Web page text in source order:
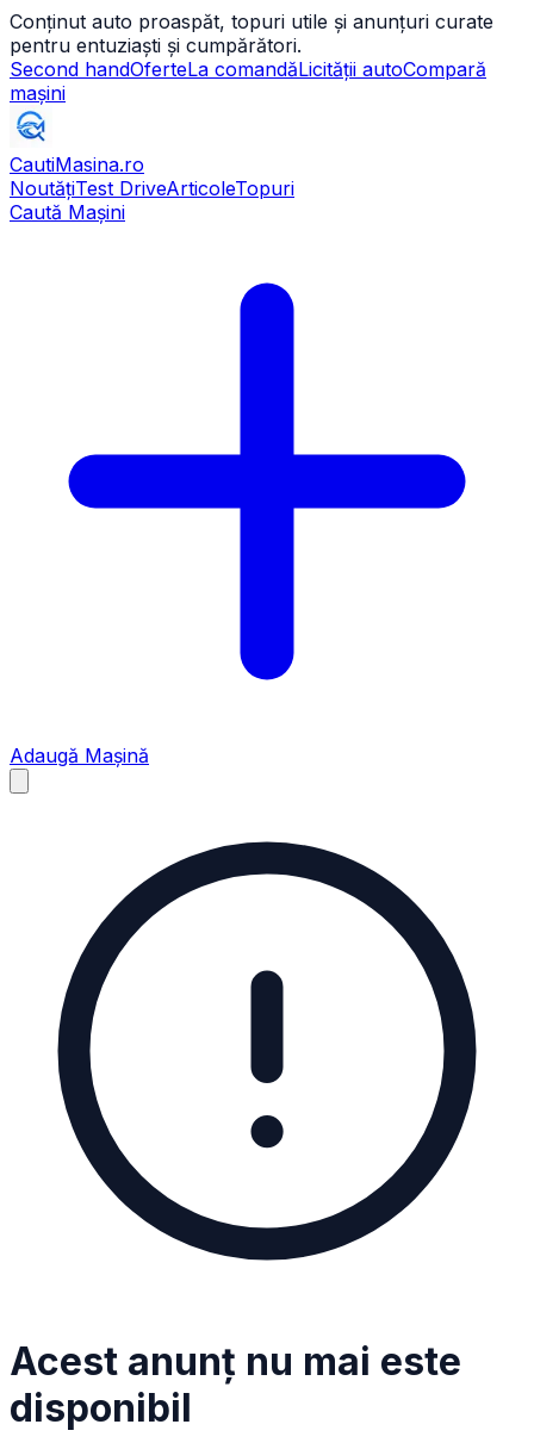
Conținut auto proaspăt, topuri utile și anunțuri curate
pentru entuziaști și cumpărători.
Second handOferteLa comandăLicității autoCompară
mașini
CautiMasina.ro
NoutățiTest DriveArticoleTopuri
Caută Mașini
Adaugă Mașină
Acest anunț nu mai este
disponibil